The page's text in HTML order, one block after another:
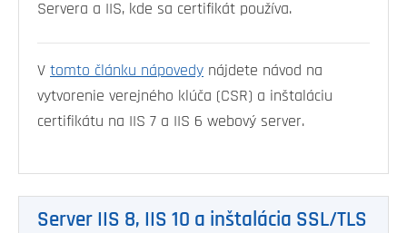
Servera a IIS, kde sa certifikát používa.
V tomto článku nápovedy nájdete návod na
vytvorenie verejného klúča (CSR) a inštaláciu
certifikátu na IIS 7 a IIS 6 webový server.
Server IIS 8, IIS 10 a inštalácia SSL/TLS